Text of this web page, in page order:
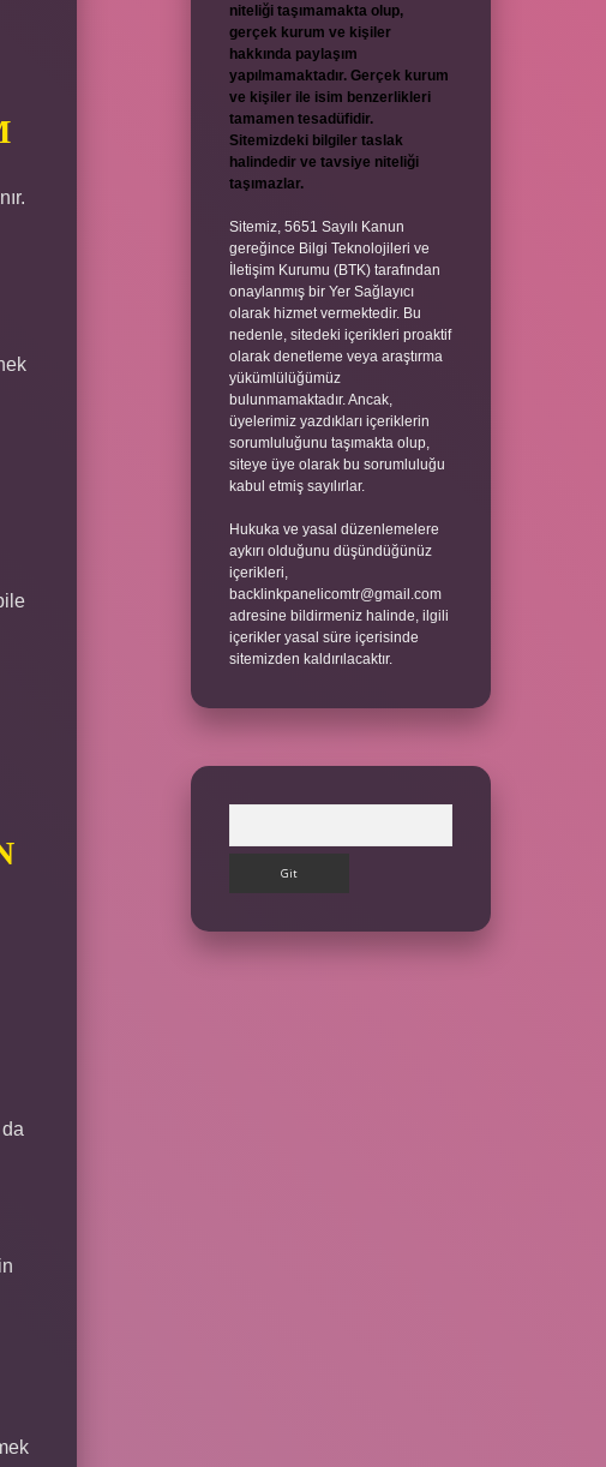
niteliği taşımamakta olup,
gerçek kurum ve kişiler
hakkında paylaşım
yapılmamaktadır. Gerçek kurum
ve kişiler ile isim benzerlikleri
tamamen tesadüfidir.
Sitemizdeki bilgiler taslak
halindedir ve tavsiye niteliği
taşımazlar.
Sitemiz, 5651 Sayılı Kanun
gereğince Bilgi Teknolojileri ve
İletişim Kurumu (BTK) tarafından
onaylanmış bir Yer Sağlayıcı
olarak hizmet vermektedir. Bu
nedenle, sitedeki içerikleri proaktif
olarak denetleme veya araştırma
yükümlülüğümüz
bulunmamaktadır. Ancak,
üyelerimiz yazdıkları içeriklerin
sorumluluğunu taşımakta olup,
siteye üye olarak bu sorumluluğu
kabul etmiş sayılırlar.
Hukuka ve yasal düzenlemelere
aykırı olduğunu düşündüğünüz
içerikleri,
backlinkpanelicomtr@gmail.com
adresine bildirmeniz halinde, ilgili
içerikler yasal süre içerisinde
sitemizden kaldırılacaktır.